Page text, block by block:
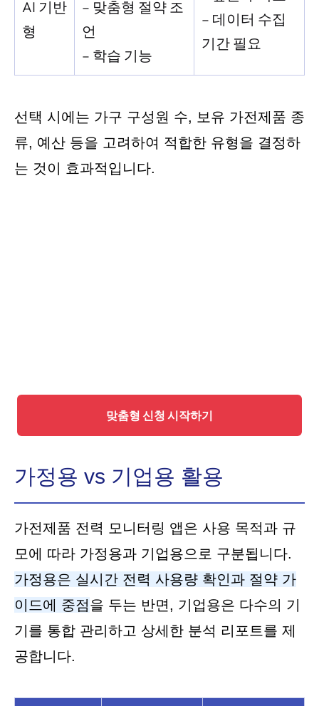
AI 기반
형
– 맞춤형 절약 조
언
– 학습 기능
– 데이터 수집
기간 필요
선택 시에는 가구 구성원 수, 보유 가전제품 종
류, 예산 등을 고려하여 적합한 유형을 결정하
는 것이 효과적입니다.
맞춤형 신청 시작하기
가정용 vs 기업용 활용
가전제품 전력 모니터링 앱은 사용 목적과 규
모에 따라 가정용과 기업용으로 구분됩니다.
가정용은 실시간 전력 사용량 확인과 절약 가
이드에 중점을 두는 반면, 기업용은 다수의 기
기를 통합 관리하고 상세한 분석 리포트를 제
공합니다.